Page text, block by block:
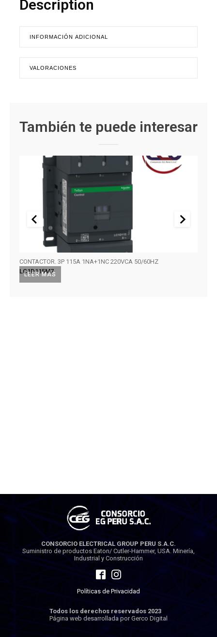
Description
INFORMACIÓN ADICIONAL
VALORACIONES
También te puede interesar
LEER MÁS
CONTACTOR. 3P 115A 1NA+1NC 220VCA 50/60HZ
LC1D115M7
CONSORCIO ELECTRICAL GROUP PERU S.A.C.
Suministro de productos Eaton/ Cutler-Hammer, USA. Minería,
Industrial y Construcción
Políticas de Privacidad
Todos los derechos reservados 2023
Página web desarrollada por Gerco Digital